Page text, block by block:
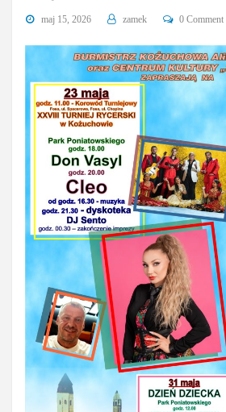
maj 15, 2026 zamek 0 Comment